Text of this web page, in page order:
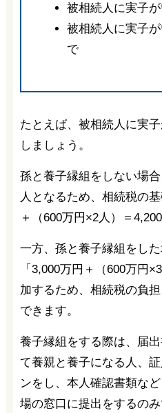
被相続人に実子
被相続人に実子
で
たとえば、被相続人に実
しましょう。
孫と養子縁組をしない場
人となるため、相続税の
＋（600万円×2人）＝
一方、孫と養子縁組をし
「3,000万円＋（600万円
加するため、相続税の負
できます。
養子縁組をする際は、届
て養親と養子になる人、
ンをし、本人確認書類な
場の窓口に提出をするのみ